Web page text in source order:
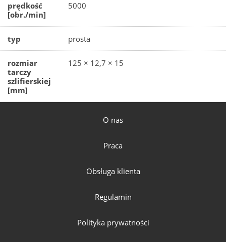
prędkość
[obr./min]
5000
typ prosta
rozmiar
tarczy
szlifierskiej
[mm]
125 × 12,7 × 15
O nas
Praca
Obsługa klienta
Regulamin
Polityka prywatności